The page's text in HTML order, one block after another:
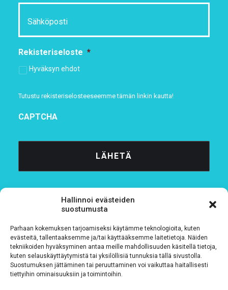
Hallinnoi evästeiden
suostumusta
Parhaan kokemuksen tarjoamiseksi käytämme teknologioita, kuten
evästeitä, tallentaaksemme ja/tai käyttääksemme laitetietoja. Näiden
tekniikoiden hyväksyminen antaa meille mahdollisuuden käsitellä tietoja,
kuten selauskäyttäytymistä tai yksilöllisiä tunnuksia tällä sivustolla.
Suostumuksen jättäminen tai peruuttaminen voi vaikuttaa haitallisesti
tiettyihin ominaisuuksiin ja toimintoihin.
Rekisteriseloste *
Hyväksyn ehdot
Tutustu rekisteriselosteeseemmetämän linkin kautta!
CAPTCHA
Tietosuojaseloste
Verkkolaskutustiedot